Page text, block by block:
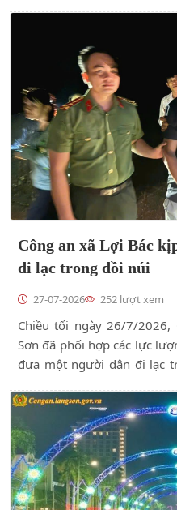
Công an xã Lợi Bác
đi lạc trong đồi núi
27-07-2026 252 lượt xem
Chiều tối ngày 26/7/2026,
Sơn đã phối hợp các lực
đưa một người dân đi lạc